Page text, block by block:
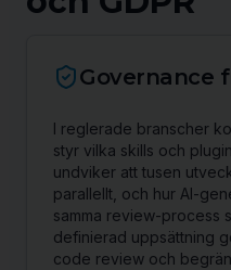
Governance
I reglerade branscher
styr vilka skills och
undviker att tusen
parallellt, och hur AI-
samma review-process
definierad uppsättning
code review och